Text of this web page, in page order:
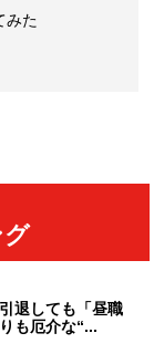
みた
グ
退しても「昼職
も厄介な“...